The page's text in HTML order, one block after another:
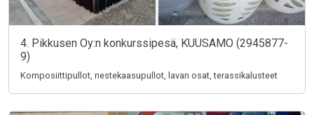
4. Pikkusen Oy:n konkurssipesä, KUUSAMO (2945877-
9)
Komposiittipullot, nestekaasupullot, lavan osat, terassikalusteet